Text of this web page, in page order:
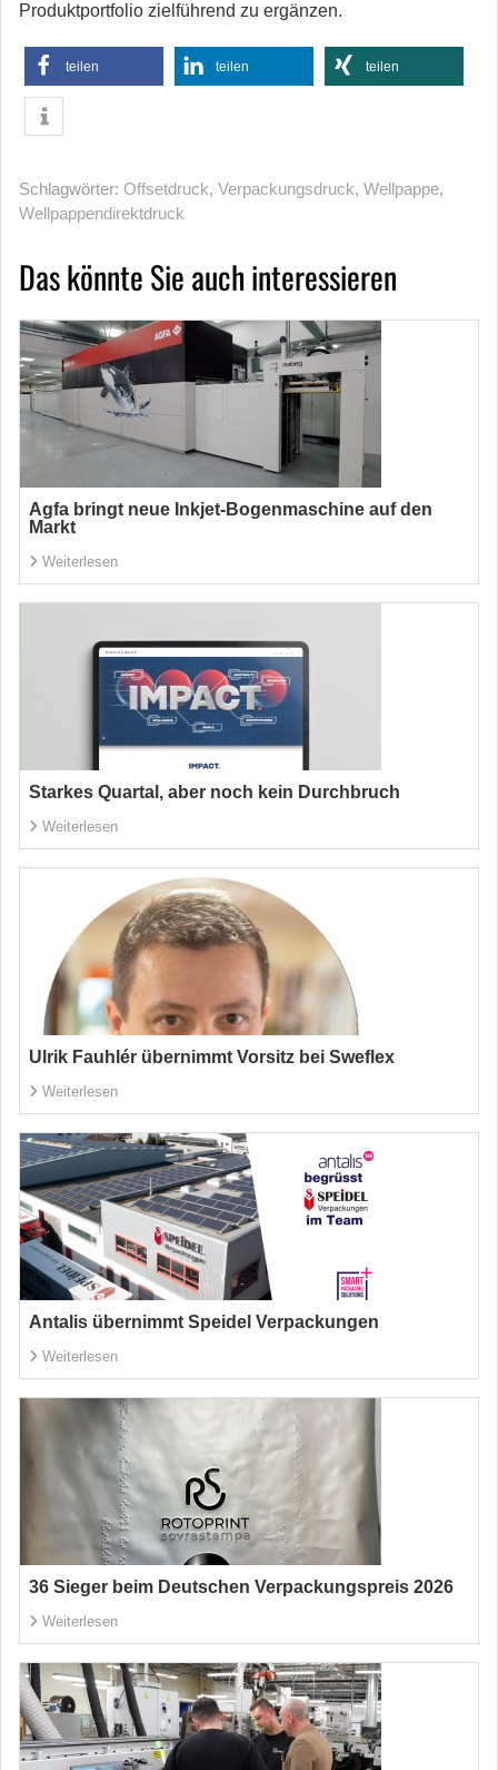
Produktportfolio zielführend zu ergänzen.
teilen teilen teilen
Schlagwörter: Offsetdruck, Verpackungsdruck, Wellpappe,
Wellpappendirektdruck
Das könnte Sie auch interessieren
Agfa bringt neue Inkjet-Bogenmaschine auf den
Markt
Weiterlesen
Starkes Quartal, aber noch kein Durchbruch
Weiterlesen
Ulrik Fauhlér übernimmt Vorsitz bei Sweflex
Weiterlesen
Antalis übernimmt Speidel Verpackungen
Weiterlesen
36 Sieger beim Deutschen Verpackungspreis 2026
Weiterlesen